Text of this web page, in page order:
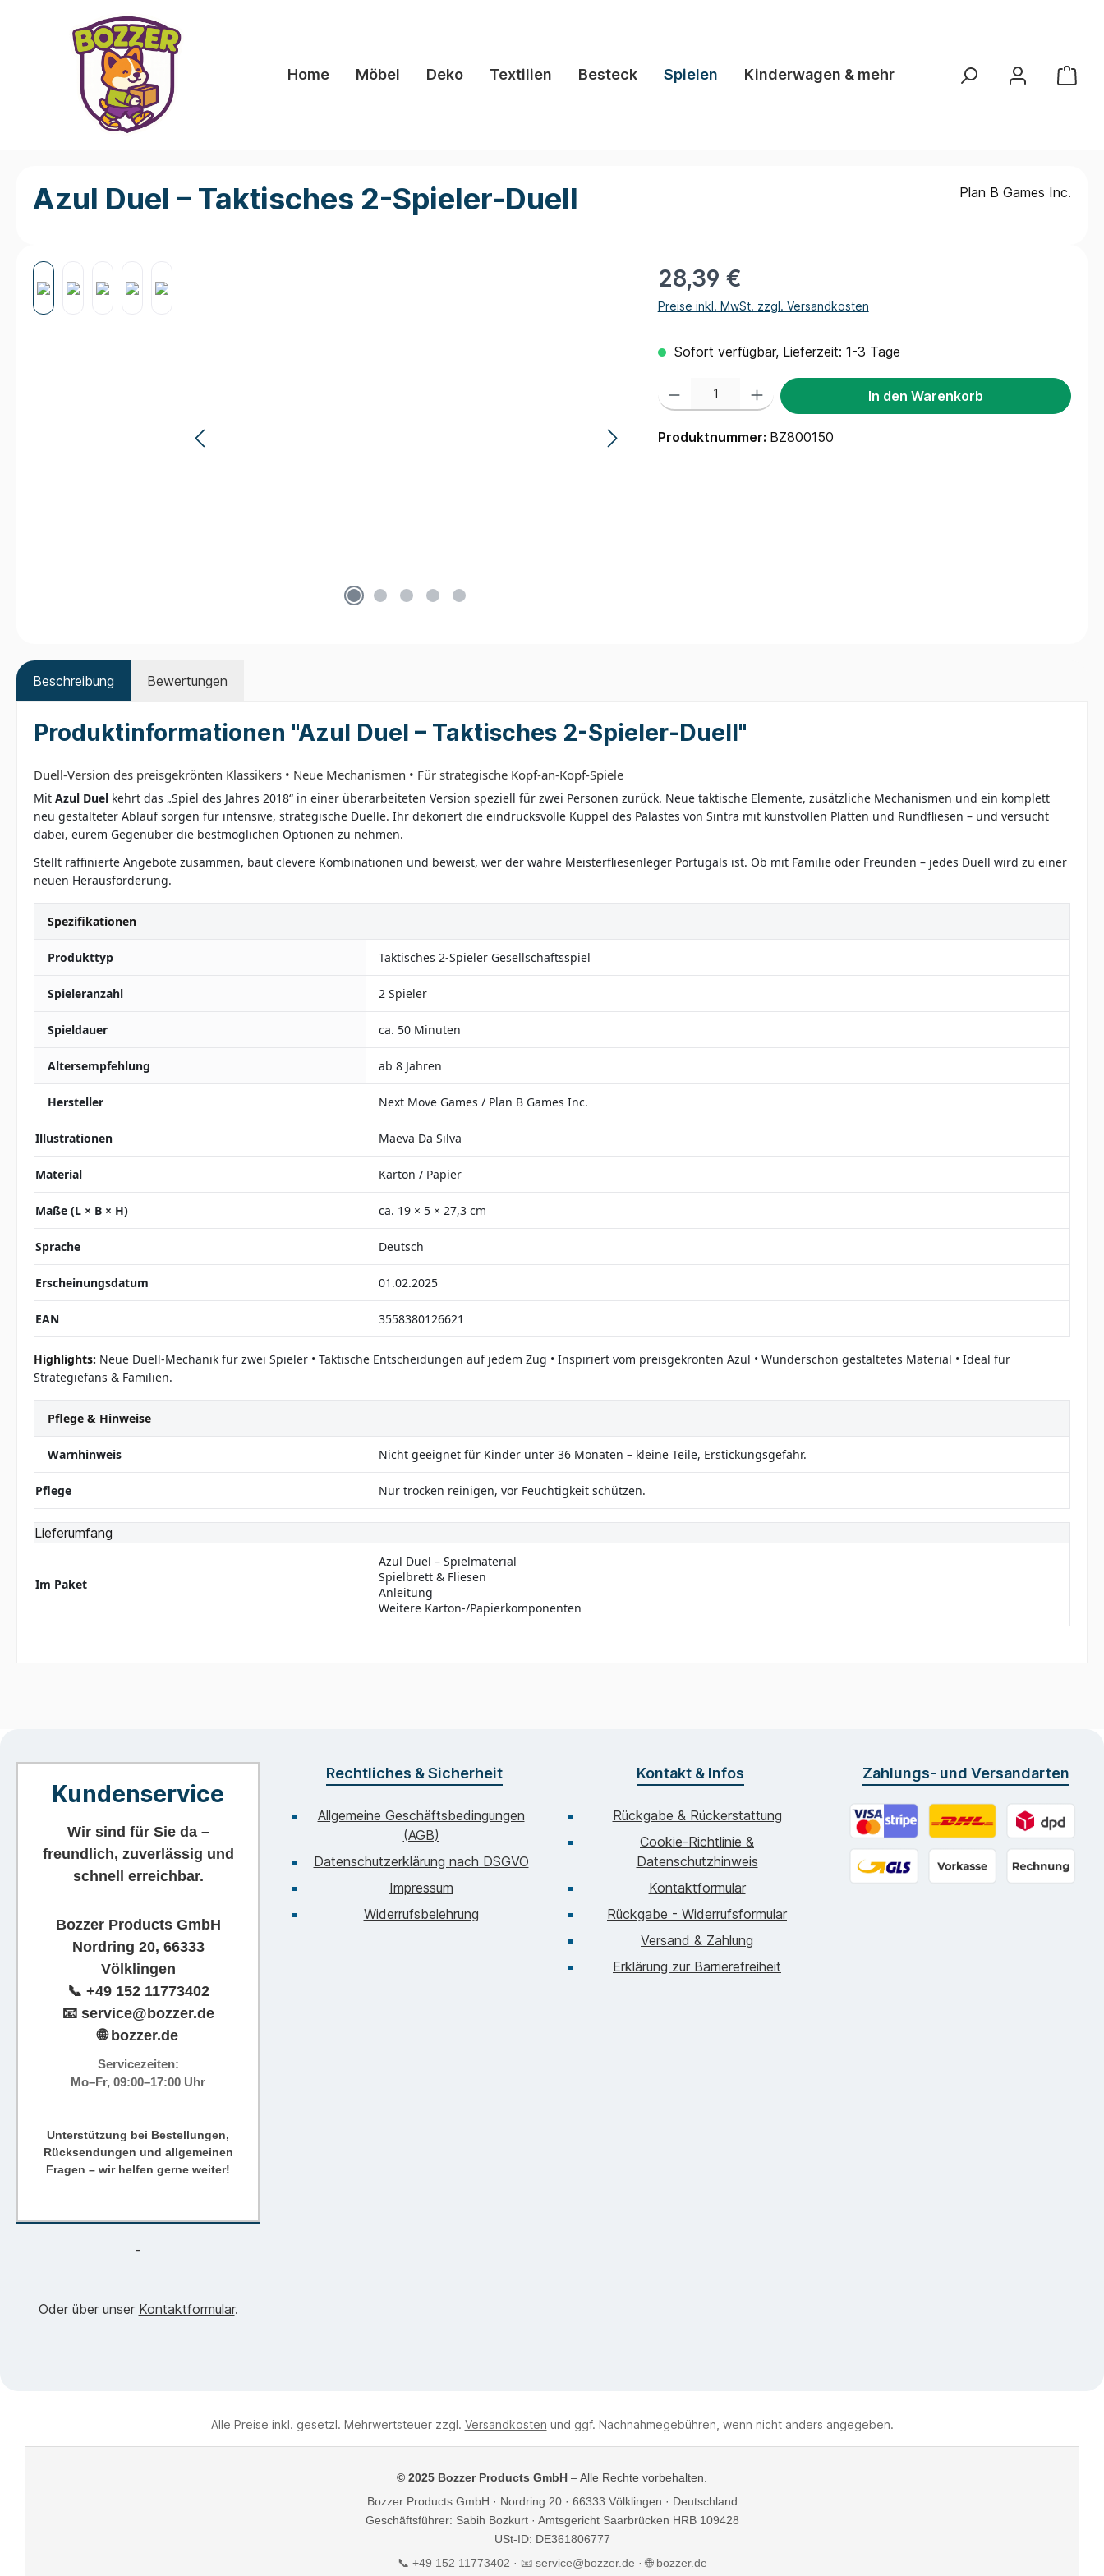
Zur Hauptnavigation springen
Home Möbel Deko Textilien Besteck Spielen Kinderwagen & mehr
Azul Duel – Taktisches 2-Spieler-Duell Plan B Games Inc.
Bildergalerie überspringen 28,39 €
Preise inkl. MwSt. zzgl. Versandkosten
Sofort verfügbar, Lieferzeit: 1-3 Tage
Produkt Anzahl: Gib den gewünschten Wert ein oder benutze die Schaltflächen um die
In den Warenkorb
Produktnummer: BZ800150
Beschreibung Bewertungen
Produktinformationen "Azul Duel – Taktisches 2-Spieler-Duell"
Duell-Version des preisgekrönten Klassikers • Neue Mechanismen • Für strategische Kopf-an-Kopf-Spiele
Mit Azul Duel kehrt das „Spiel des Jahres 2018“ in einer überarbeiteten Version speziell für zwei Personen zurück. Neue taktische Elemente, zusätzliche Mechanismen und ein komplett
neu gestalteter Ablauf sorgen für intensive, strategische Duelle. Ihr dekoriert die eindrucksvolle Kuppel des Palastes von Sintra mit kunstvollen Platten und Rundfliesen – und versucht
dabei, eurem Gegenüber die bestmöglichen Optionen zu nehmen.
Stellt raffinierte Angebote zusammen, baut clevere Kombinationen und beweist, wer der wahre Meisterfliesenleger Portugals ist. Ob mit Familie oder Freunden – jedes Duell wird zu einer
neuen Herausforderung.
Spezifikationen
Produkttyp Taktisches 2-Spieler Gesellschaftsspiel
Spieleranzahl 2 Spieler
Spieldauer ca. 50 Minuten
Altersempfehlung ab 8 Jahren
Hersteller Next Move Games / Plan B Games Inc.
Illustrationen Maeva Da Silva
Material Karton / Papier
Maße (L × B × H) ca. 19 × 5 × 27,3 cm
Sprache Deutsch
Erscheinungsdatum 01.02.2025
EAN 3558380126621
Highlights: Neue Duell-Mechanik für zwei Spieler • Taktische Entscheidungen auf jedem Zug • Inspiriert vom preisgekrönten Azul • Wunderschön gestaltetes Material • Ideal für
Strategiefans & Familien.
Pflege & Hinweise
Warnhinweis Nicht geeignet für Kinder unter 36 Monaten – kleine Teile, Erstickungsgefahr.
Pflege Nur trocken reinigen, vor Feuchtigkeit schützen.
Lieferumfang
Im Paket
Azul Duel – Spielmaterial
Spielbrett & Fliesen
Anleitung
Weitere Karton-/Papierkomponenten
Kundenservice
Wir sind für Sie da –
freundlich, zuverlässig und
schnell erreichbar.
Bozzer Products GmbH
Nordring 20, 66333
Völklingen
📞 +49 152 11773402
📧 service@bozzer.de
🌐 bozzer.de
Servicezeiten:
Mo–Fr, 09:00–17:00 Uhr
Unterstützung bei Bestellungen,
Rücksendungen und allgemeinen
Fragen – wir helfen gerne weiter!
-
Oder über unser Kontaktformular.
Rechtliches & Sicherheit
Allgemeine Geschäftsbedingungen
(AGB)
Datenschutzerklärung nach DSGVO
Impressum
Widerrufsbelehrung
Kontakt & Infos
Rückgabe & Rückerstattung
Cookie-Richtlinie &
Datenschutzhinweis
Kontaktformular
Rückgabe - Widerrufsformular
Versand & Zahlung
Erklärung zur Barrierefreiheit
Zahlungs- und Versandarten
Online zahlenDHL - 5.99€DPD -
Alle Preise inkl. gesetzl. Mehrwertsteuer zzgl. Versandkosten und ggf. Nachnahmegebühren, wenn nicht anders angegeben.
© 2025 Bozzer Products GmbH – Alle Rechte vorbehalten.
Bozzer Products GmbH · Nordring 20 · 66333 Völklingen · Deutschland
Geschäftsführer: Sabih Bozkurt · Amtsgericht Saarbrücken HRB 109428
USt-ID: DE361806777
📞 +49 152 11773402 · 📧 service@bozzer.de · 🌐 bozzer.de